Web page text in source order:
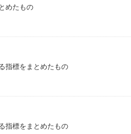
めたもの
指標をまとめたもの
指標をまとめたもの